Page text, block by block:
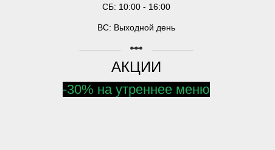
СБ: 10:00 - 16:00
ВС: Выходной день
linear_scale
АКЦИИ
-30% на утреннее меню